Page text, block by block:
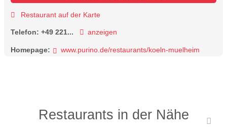
Restaurant auf der Karte
Telefon: +49 221... anzeigen
Homepage: www.purino.de/restaurants/koeln-muelheim
Restaurants in der Nähe